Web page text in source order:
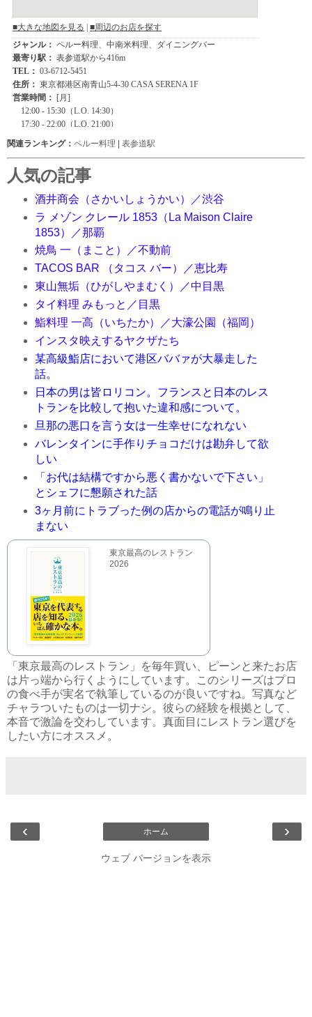
関連ランキング： ペルー料理 | 表参道駅
人気の記事
酒井商会（さかいしょうかい）／渋谷
ラ メゾン クレール 1853（La Maison Claire
1853）／那覇
焼鳥 一（まこと）／不動前
TACOS BAR （タコス バー）／恵比寿
東山無垢（ひがしやまむく）／中目黒
タイ料理 みもっと／目黒
鮨料理 一高（いちたか）／大濠公園（福岡）
インスタ映えするヤクザたち
某高級鮨店において港区ババァが大暴走した
話。
日本の男は皆ロリコン。フランスと日本のレス
トランを比較して抱いた違和感について。
旦那の悪口を言う女は一生幸せになれない
バレンタインに手作りチョコだけは勘弁して欲
しい
「お代は結構ですから悪く書かないで下さい」
とシェフに懇願された話
3ヶ月前にトラブった例の店からの電話が鳴り止
まない
東京最高のレストラン
2026
「東京最高のレストラン」を毎年買い、ピーンと来たお店
は片っ端から行くようにしています。このシリーズはプロ
の食べ手が実名で執筆しているのが良いですね。写真など
チャラついたものは一切ナシ。彼らの経験を根拠として、
本音で激論を交わしています。真面目にレストラン選びを
したい方にオススメ。
‹ ›
ホーム
ウェブ バージョンを表示